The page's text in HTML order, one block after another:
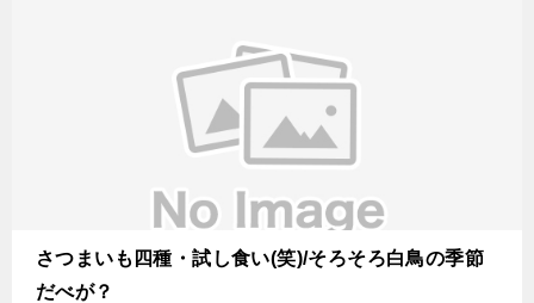
さつまいも四種・試し食い(笑)/そろそろ白鳥の季節
だべが？